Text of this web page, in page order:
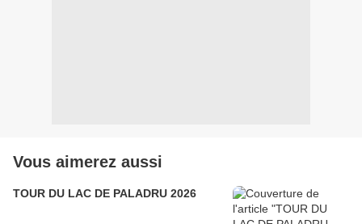
Vous aimerez aussi
TOUR DU LAC DE PALADRU 2026